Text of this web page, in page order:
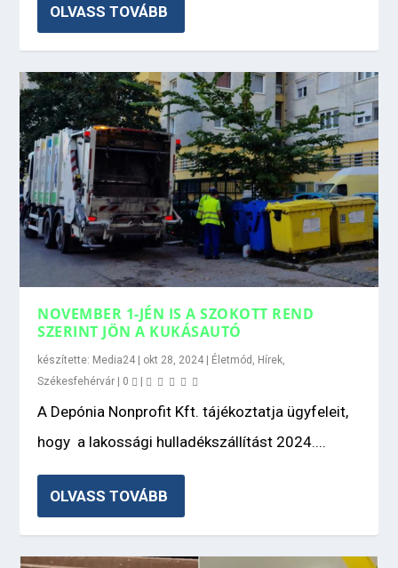
OLVASS TOVÁBB
NOVEMBER 1-JÉN IS A SZOKOTT REND
SZERINT JÖN A KUKÁSAUTÓ
készítette: Media24 | okt 28, 2024 | Életmód Hírek
Székesfehérvár | 0 |
A Depónia Nonprofit Kft. tájékoztatja ügyfeleit,
hogy a lakossági hulladékszállítást 2024....
OLVASS TOVÁBB